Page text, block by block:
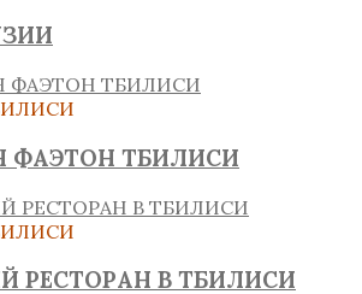
ФАЭТОН ТБИЛИСИ
РЕСТОРАН В ТБИЛИСИ